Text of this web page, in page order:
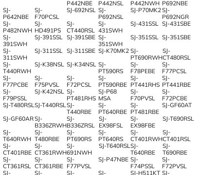
P442NBE
P442NSL
P442NWH P692NBE
SJ-
P642NBE
SJ-
F70PCSL
SJ-692NSL
SJ-
P692NSL
SJ-P70MK2SJ-
P692NGR
SJ-
P482NWH
SJ-
HD491PS
SJ-
CT440RSL
SJ-
431SWH
SJ-431SSL
SJ-431SBE
SJ-
391SWH
SJ-391SSL SJ-391SBE SJ-
351SWH
SJ-351SSL
SJ-351SBE
SJ-
311SWH
SJ-311SSL SJ-311SBE SJ-K70MK2 SJ-
PT690RWH
SJ-
CT480RSL
SJ-
T440RWH
SJ-K38NSL SJ-K34NSL
SJ-
PT590RS
SJ-
F78PEBE
SJ-
F77PCSL
SJ-
F77PCBE
SJ-
F75PVSL
SJ-
F72PCSL
SJ-
PT590RBE
SJ-
PT441RHS
SJ-
PT441RBE
SJ-
F79PSSL
SJ-K42NSL
SJ-
PT481RHS
SJ-P68
MSA
SJ-
F70PVSL
SJ-
F72PCBE
SJ-T480RSL SJ-T440RSL SJ-
T440RBE
SJ-
PT640RBE
SJ-
PT481RBE
SJ-GF60AT
SJ-GF60ARSJ-
B336ZRWH
SJ-
B336ZRSL
SJ-
EX98FSL
SJ-
EX98FBE
SJ-T690RSL
SJ-
T640RWH
SJ-
T480RBE
SJ-
PT690RS
SJ-
PT640RS
SJ-
CT401RWH
SJ-
CT401RSL
SJ-
CT401RBE
SJ-
CT361RWH
SJ-
691NWH
SJ-T640RSL SJ-
T640RBE
SJ-
T690RBE
SJ-
CT361RSL
SJ-
CT361RBE
SJ-
F77PVSL
SJ-P47NBE SJ-
F74PSSL
SJ-
F72PVSL
SJ-
SJ-
SJ-
SJ-
SJ-H511KT SJ-